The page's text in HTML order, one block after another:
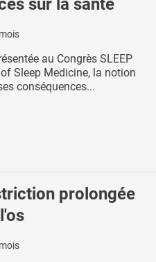
sur la santé
au Congrès SLEEP
Sleep Medicine, la notion
conséquences...
prolongée